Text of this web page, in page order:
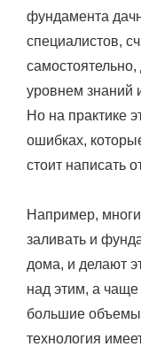
фундамента
специалистов,
уровнем знаний
Но на практике
ошибках,
стоит написать
Например,
заливать и
дома, и делают
над этим, а чаще
большие объемы
технология